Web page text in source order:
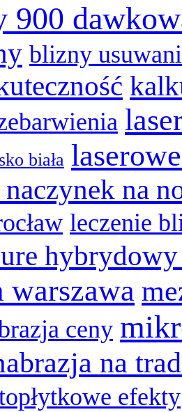
900
blizny
biała
na
leczenie
warszawa
ceny
na
efekty